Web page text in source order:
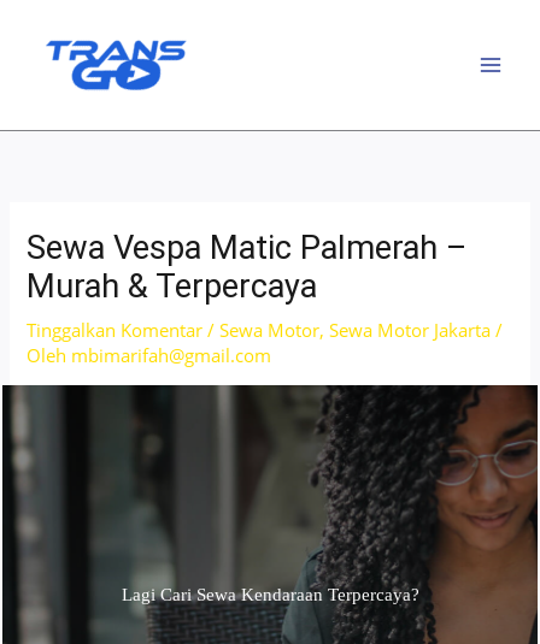
Sewa Vespa Matic Palmerah –
Murah & Terpercaya
Tinggalkan Komentar /Sewa Motor,Sewa Motor Jakarta /
Oleh mbimarifah@gmail.com
Lagi Cari Sewa Kendaraan Terpercaya?